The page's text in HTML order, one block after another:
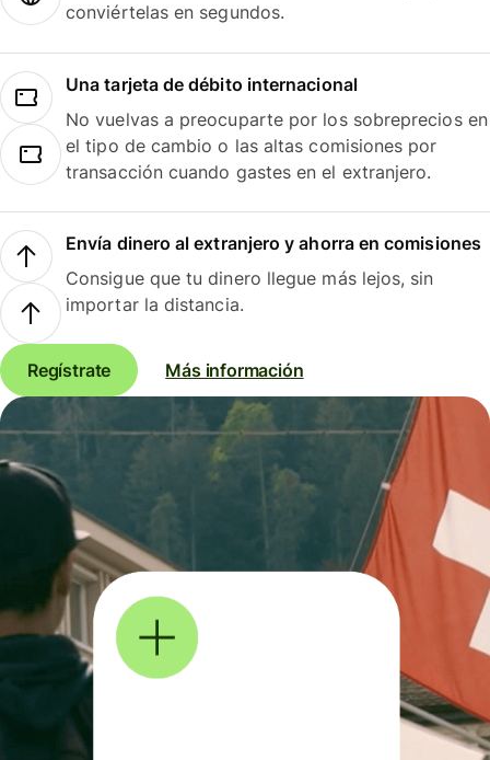
conviértelas en segundos.
Una tarjeta de débito internacional
No vuelvas a preocuparte por los sobreprecios en
el tipo de cambio o las altas comisiones por
transacción cuando gastes en el extranjero.
Envía dinero al extranjero y ahorra en comisiones
Consigue que tu dinero llegue más lejos, sin
importar la distancia.
Regístrate Más información